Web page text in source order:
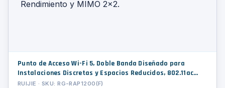
Punto de Acceso Wi-Fi 5, Doble Banda Diseñado para
Instalaciones Discretas y Espacios Reducidos, 802.11ac
Wave 2, Alto Rendimiento y MIMO 2x2.
RUIJIE · SKU: RG-RAP1200(F)